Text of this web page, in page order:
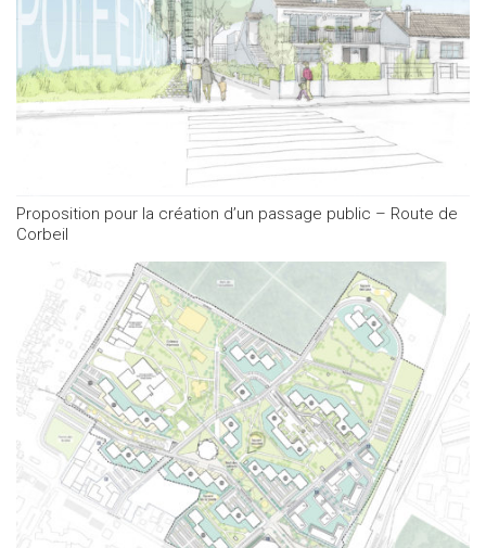
Proposition pour la création d’un passage public – Route de
Corbeil